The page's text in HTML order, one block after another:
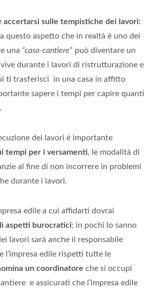
accertarsi sulle tempistiche dei lavori:
questo aspetto che in realtà è uno dei
una “casa-cantiere” può diventare un
durante i lavori di ristrutturazione e
ti trasferisci in una casa in affitto
sapere i tempi per capire quanti
dei lavori è importante
tempi per i versamenti, le modalità di
al fine di non incorrere in problemi
durante i lavori.
edile a cui affidarti dovrai
aspetti burocratici; in pochi lo sanno
lavori sarà anche il responsabile
l’impresa edile rispetti tutte le
un coordinatore che si occupi
e assicurati che l’impresa edile